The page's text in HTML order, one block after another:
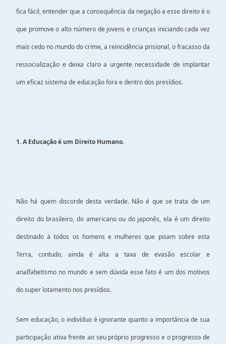
fica fácil, entender que a consequência da negação a esse direito é o
que promove o alto número de jovens e crianças iniciando cada vez
mais cedo no mundo do crime, a reincidência prisional, o fracasso da
ressocialização e deixa claro a urgente necessidade de implantar
um eficaz sistema de educação fora e dentro dos presídios.
1. A Educação é um Direito Humano.
Não há quem discorde desta verdade. Não é que se trata de um
direito do brasileiro, do americano ou do japonês, ela é um direito
destinado à todos os homens e mulheres que pisam sobre esta
Terra, contudo, ainda é alta a taxa de evasão escolar e
analfabetismo no mundo e sem dúvida esse fato é um dos motivos
do super lotamento nos presídios.
Sem educação, o indivíduo é ignorante quanto a importância de sua
participação ativa frente ao seu próprio progresso e o progresso de